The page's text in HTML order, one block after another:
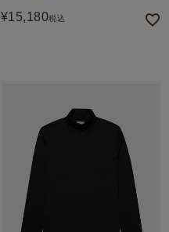
¥15,180税込